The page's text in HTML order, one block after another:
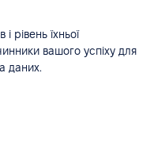
рівень їхньої
вашого успіху для
даних.